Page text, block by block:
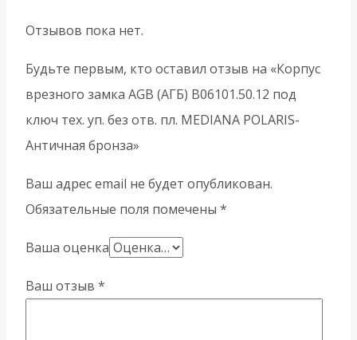
Отзывов пока нет.
Будьте первым, кто оставил отзыв на «Корпус
врезного замка AGB (АГБ) B06101.50.12 под
ключ тех. уп. без отв. пл. MEDIANA POLARIS-
Античная бронза»
Ваш адрес email не будет опубликован.
Обязательные поля помечены *
Ваша оценка
Ваш отзыв *